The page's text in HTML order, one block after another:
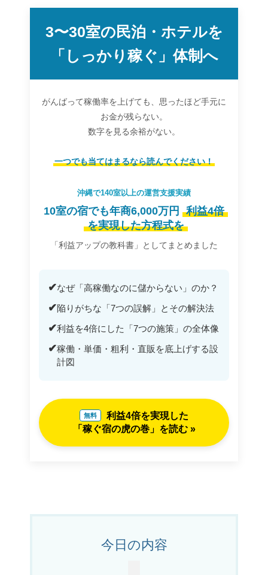
3〜30室の民泊・ホテルを
「しっかり稼ぐ」体制へ
がんばって稼働率を上げても、思ったほど手元に
お金が残らない。
数字を見る余裕がない。
一つでも当てはまるなら読んでください！
沖縄で140室以上の運営支援実績
10室の宿でも年商6,000万円
利益4倍
を実現した方程式を
「利益アップの教科書」としてまとめました
✔なぜ「高稼働なのに儲からない」のか？
✔陥りがちな「7つの誤解」とその解決法
✔利益を4倍にした「7つの施策」の全体像
✔稼働・単価・粗利・直販を底上げする設
計図
無料
利益4倍を実現した
「稼ぐ宿の虎の巻」を読む »
今日の内容